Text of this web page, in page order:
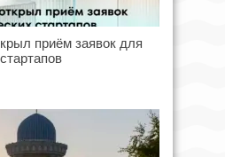
приём заявок для